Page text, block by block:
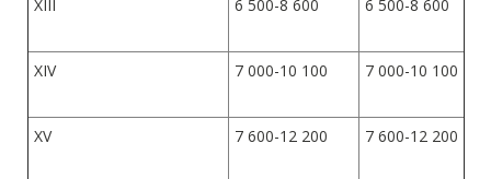
XIII 6 500-8 600 6 500-8 600
XIV 7 000-10 100 7 000-10 100
XV 7 600-12 200 7 600-12 200